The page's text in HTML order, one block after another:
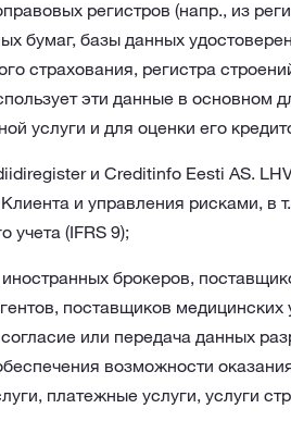
регистров (напр., из
бумаг, базы данных
страхования, регистра
эти данные в основном
услуги и для оценки его
и Creditinfo Eesti AS.
и управления рисками, в
учета (IFRS 9);
брокеров,
поставщиков медицинских
или передача данных
возможности
платежные услуги, услуги